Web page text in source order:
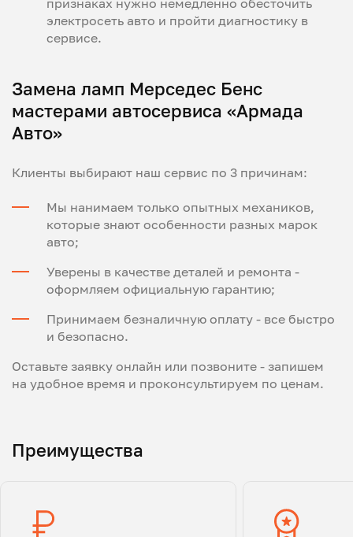
признаках нужно немедленно обесточить
электросеть авто и пройти диагностику в
сервисе.
Замена ламп Мерседес Бенс
мастерами автосервиса «Армада
Авто»
Клиенты выбирают наш сервис по 3 причинам:
Мы нанимаем только опытных механиков,
которые знают особенности разных марок
авто;
Уверены в качестве деталей и ремонта -
оформляем официальную гарантию;
Принимаем безналичную оплату - все быстро
и безопасно.
Оставьте заявку онлайн или позвоните - запишем
на удобное время и проконсультируем по ценам.
Преимущества